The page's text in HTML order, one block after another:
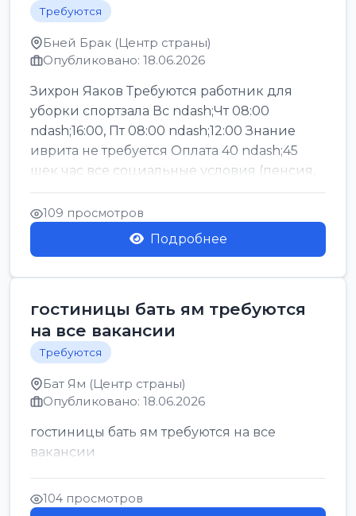
Требуются
Бней Брак (Центр страны)
Опубликовано: 18.06.2026
Зихрон Яаков Требуются работник для
уборки спортзала Вс ndash;Чт 08:00
ndash;16:00, Пт 08:00 ndash;12:00 Знание
иврита не требуется Оплата 40 ndash;45
шек час все социальные условия (пенсия,
керен ишт...
109 просмотров
Подробнее
гостиницы бать ям требуются
на все вакансии
Требуются
Бат Ям (Центр страны)
Опубликовано: 18.06.2026
гостиницы бать ям требуются на все
вакансии
104 просмотров